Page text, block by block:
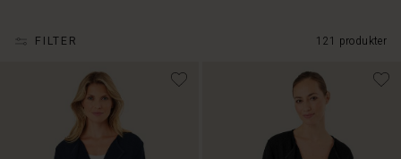
FILTER 121 produkter